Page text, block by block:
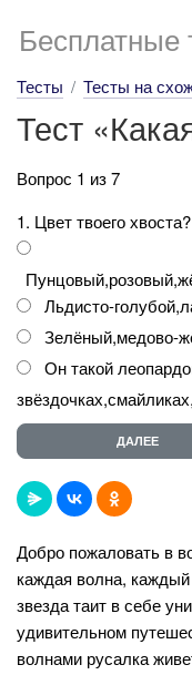
Бесплатные
Тесты Тесты на
Тест
Вопрос 1 из 7
1. Цвет твоего хвоста?
Льдисто-
Зелёный,медово-
Он такой
Добро пожаловать в
каждая волна,
звезда таит в себе
удивительном
волнами русалка